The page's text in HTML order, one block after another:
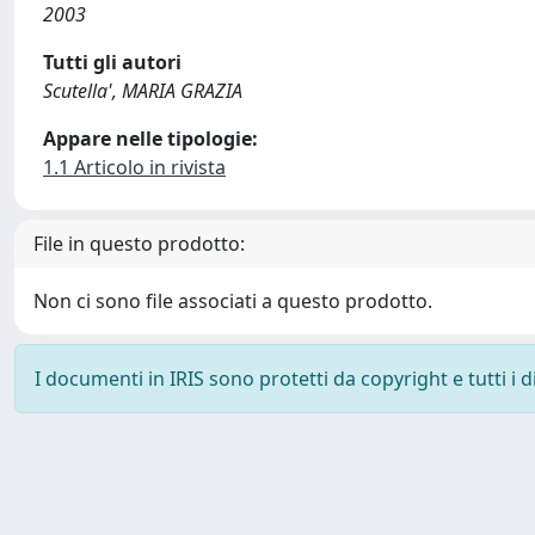
2003
Tutti gli autori
Scutella', MARIA GRAZIA
Appare nelle tipologie:
1.1 Articolo in rivista
File in questo prodotto:
Non ci sono file associati a questo prodotto.
I documenti in IRIS sono protetti da copyright e tutti i